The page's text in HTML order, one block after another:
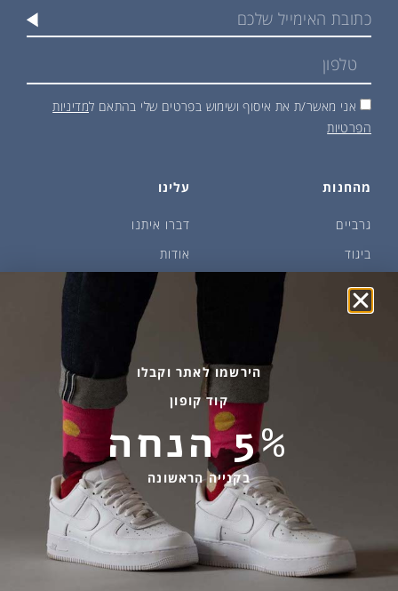
מהחנות
גרביים
ביגוד
שמן זית ודבש
פקעות ובצלים
עלינו
דברו איתנו
אודות
איפה קונים?
הבלוג של יודפת
החלפות והחזרות
אספקה ומשלוחים
הצהרת נגישות
מדיניות פרטיות
שירות לקוחות
בהודעות ווטסאפ בלבד
058-7477780
contact@yodfat.shop
ימים א׳-ה׳,9:00-13:00
אני מאשר/ת את איסוף ושימוש בפרטים שלי בהתאם למדיניות
הפרטיות
הירשמו לאתר וקבלו
קוד קופון
5% הנחה
בקנייה הראשונה